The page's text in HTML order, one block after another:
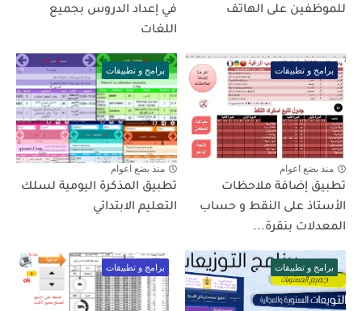
للموظفين على الهاتف
في إعداد الدروس بجميع
اللغات
برامج و تطبيقات
منذ بضع اعوام
تطبيق إضافة ملاحظات
الأستاذ على النقط و حساب
المعدلات بنقرة...
برامج و تطبيقات
منذ بضع اعوام
تطبيق المذكرة اليومية لسلك
التعليم الابتدائي
برامج و تطبيقات برامج و تطبيقات